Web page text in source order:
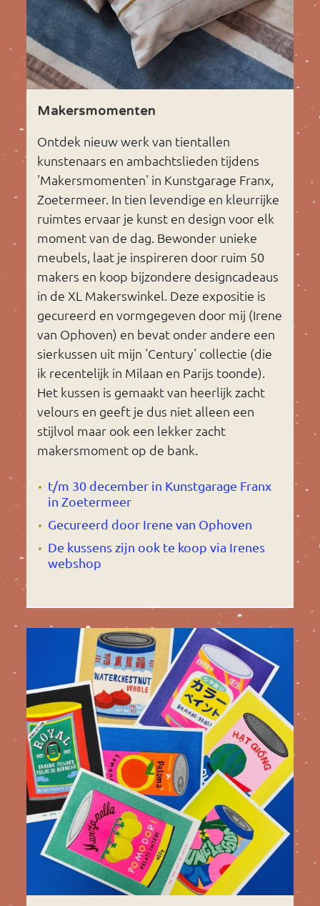
Makersmomenten
Ontdek nieuw werk van tientallen
kunstenaars en ambachtslieden tijdens
'Makersmomenten' in Kunstgarage Franx,
Zoetermeer. In tien levendige en kleurrijke
ruimtes ervaar je kunst en design voor elk
moment van de dag. Bewonder unieke
meubels, laat je inspireren door ruim 50
makers en koop bijzondere designcadeaus
in de XL Makerswinkel. Deze expositie is
gecureerd en vormgegeven door mij (Irene
van Ophoven) en bevat onder andere een
sierkussen uit mijn 'Century' collectie (die
ik recentelijk in Milaan en Parijs toonde).
Het kussen is gemaakt van heerlijk zacht
velours en geeft je dus niet alleen een
stijlvol maar ook een lekker zacht
makersmoment op de bank.
t/m 30 december in Kunstgarage Franx
in Zoetermeer
Gecureerd door Irene van Ophoven
De kussens zijn ook te koop via Irenes
webshop